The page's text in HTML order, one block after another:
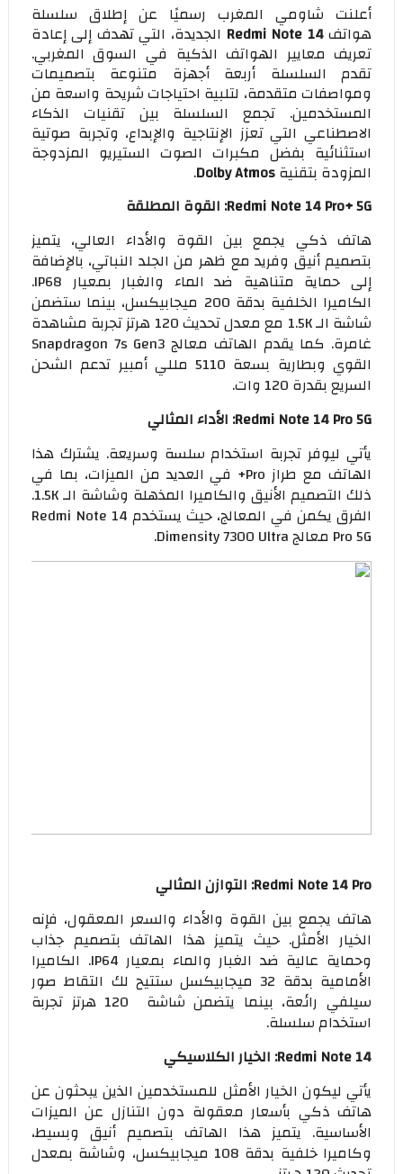
أعلنت شاومي المغرب رسميًا عن إطلاق سلسلة
هواتفRedmi Note 14 الجديدة، التي تهدف إلى إعادة
تعريف معايير الهواتف الذكية في السوق المغربي.
تقدم السلسلة أربعة أجهزة متنوعة بتصميمات
ومواصفات متقدمة، لتلبية احتياجات شريحة واسعة من
المستخدمين. تجمع السلسلة بين تقنيات الذكاء
الاصطناعي التي تعزز الإنتاجية والإبداع، وتجربة صوتية
استثنائية بفضل مكبرات الصوت الستيريو المزدوجة
المزودة بتقنيةDolby Atmos
.
Redmi Note 14 Pro+ 5G: القوة المطلقة
هاتف ذكي يجمع بين القوة والأداء العالي، يتميز
بتصميم أنيق وفريد مع ظهر من الجلد النباتي، بالإضافة
إلى حماية متناهية ضد الماء والغبار بمعيار IP68.
الكاميرا الخلفية بدقة 200 ميجابيكسل، بينما ستضمن
شاشة الـ 1.5K مع معدل تحديث 120 هرتز تجربة مشاهدة
غامرة. كما يقدم الهاتف معالج Snapdragon 7s Gen3
القوي وبطارية بسعة 5110 مللي أمبير تدعم الشحن
السريع بقدرة 120 وات.
Redmi Note 14 Pro 5G: الأداء المثالي
يأتي ليوفر تجربة استخدام سلسة وسريعة. يشترك هذا
الهاتف مع طراز Pro+ في العديد من الميزات، بما في
ذلك التصميم الأنيق والكاميرا المذهلة وشاشة الـ 1.5K.
الفرق يكمن في المعالج، حيث يستخدم Redmi Note 14
Pro 5G معالج Dimensity 7300 Ultra.
Redmi Note 14 Pro: التوازن المثالي
هاتف يجمع بين القوة والأداء والسعر المعقول، فإنه
الخيار الأمثل. حيث يتميز هذا الهاتف بتصميم جذاب
وحماية عالية ضد الغبار والماء بمعيار IP64. الكاميرا
الأمامية بدقة 32 ميجابيكسل ستتيح لك التقاط صور
سيلفي رائعة، بينما يتضمن شاشة 120 هرتز تجربة
استخدام سلسلة.
Redmi Note 14: الخيار الكلاسيكي
يأتي ليكون الخيار الأمثل للمستخدمين الذين يبحثون عن
هاتف ذكي بأسعار معقولة دون التنازل عن الميزات
الأساسية. يتميز هذا الهاتف بتصميم أنيق وبسيط،
وكاميرا خلفية بدقة 108 ميجابيكسل، وشاشة بمعدل